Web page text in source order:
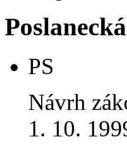
PS
Návrh
1. 10.